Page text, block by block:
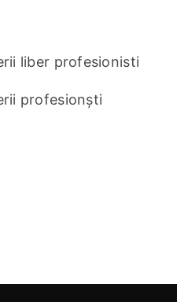
liber profesionisti
profesionști